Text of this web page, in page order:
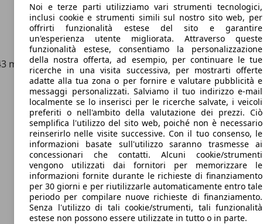
mhev (eq-boost) 4matic auto
Noi e terze parti utilizziamo vari strumenti tecnologici,
inclusi cookie e strumenti simili sul nostro sito web, per
offrirti funzionalità estese del sito e garantire
un'esperienza utente migliorata. Attraverso queste
funzionalità estese, consentiamo la personalizzazione
della nostra offerta, ad esempio, per continuare le tue
ricerche in una visita successiva, per mostrarti offerte
adatte alla tua zona o per fornire e valutare pubblicità e
messaggi personalizzati. Salviamo il tuo indirizzo e-mail
localmente se lo inserisci per le ricerche salvate, i veicoli
preferiti o nell'ambito della valutazione dei prezzi. Ciò
semplifica l'utilizzo del sito web, poiché non è necessario
reinserirlo nelle visite successive. Con il tuo consenso, le
informazioni basate sull'utilizzo saranno trasmesse ai
concessionari che contatti. Alcuni cookie/strumenti
vengono utilizzati dai fornitori per memorizzare le
informazioni fornite durante le richieste di finanziamento
per 30 giorni e per riutilizzarle automaticamente entro tale
periodo per compilare nuove richieste di finanziamento.
Senza l'utilizzo di tali cookie/strumenti, tali funzionalità
estese non possono essere utilizzate in tutto o in parte.